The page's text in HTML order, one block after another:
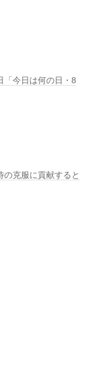
「今日は何の日・8
の克服に貢献すると